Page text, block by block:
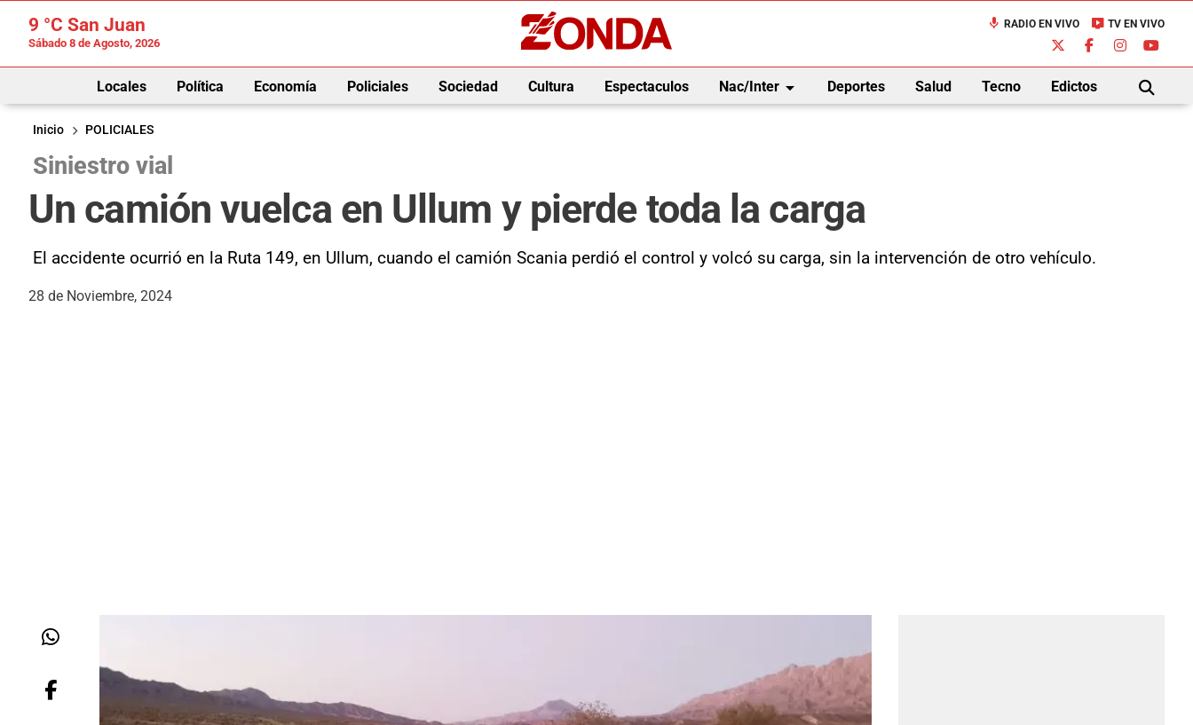
9 °C San Juan
Sábado 8 de Agosto, 2026
mic RADIO EN VIVO live_tv TV EN VIVO
Locales Política Economía Policiales Sociedad Cultura Espectaculos Nac/Interarrow_drop_down Deportes Salud Tecno Edictos
BUSCAR
Inicio
POLICIALES
Siniestro vial
Un camión vuelca en Ullum y pierde toda la carga
El accidente ocurrió en la Ruta 149, en Ullum, cuando el camión Scania perdió el control y volcó su carga, sin la intervención de otro vehículo.
28 de Noviembre, 2024